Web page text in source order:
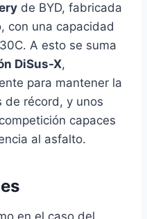
de BYD, fabricada
con una capacidad
A esto se suma
DiSus-X,
para mantener la
de récord, y unos
capaces
al asfalto.